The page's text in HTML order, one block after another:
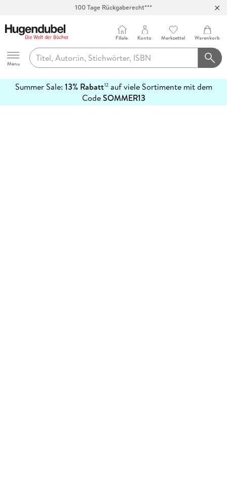
100 Tage Rückgaberecht***
Hugendubel
Menu
Filiale Konto Merkzettel Warenkorb
Summer Sale: 13% Rabatt12auf viele Sortimente mit dem
CodeSOMMER13
erfahren